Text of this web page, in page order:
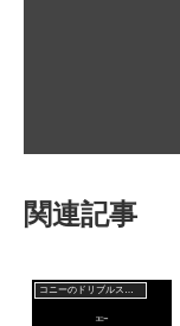
関連記事
コニーのドリブルスクール